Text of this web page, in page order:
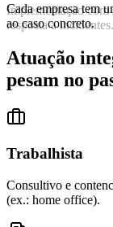
Implementação com
resposta a incidentes.
Cada empresa tem
ao caso concreto.
Atuação
pesam no
Trabalhista
Consultivo e
(ex.: home office).